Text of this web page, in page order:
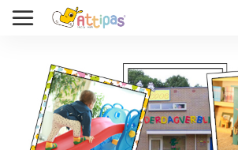
IHRE SPRACHE:
HOME SCHUHE FUER DEN KINDERGARTEN